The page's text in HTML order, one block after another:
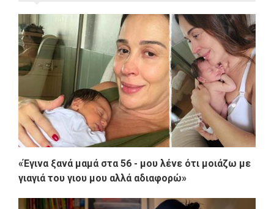
«Έγινα ξανά μαμά στα 56 - μου λένε ότι μοιάζω με
γιαγιά του γιου μου αλλά αδιαφορώ»